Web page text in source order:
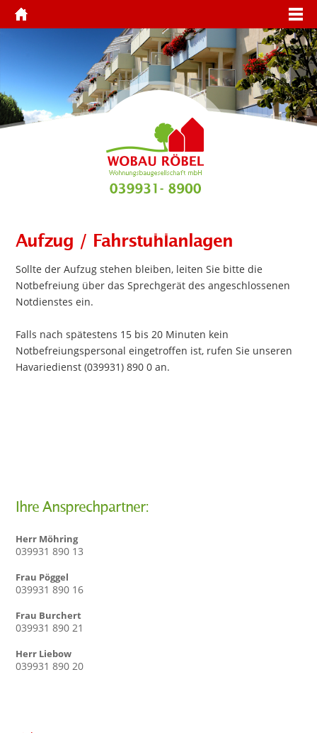
Aufzug / Fahrstuhlanlagen
Sollte der Aufzug stehen bleiben, leiten Sie bitte die
Notbefreiung über das Sprechgerät des angeschlossenen
Notdienstes ein.
Falls nach spätestens 15 bis 20 Minuten kein
Notbefreiungspersonal eingetroffen ist, rufen Sie unseren
Havariedienst (039931) 890 0 an.
Ihre Ansprechpartner:
Herr Möhring
039931 890 13
Frau Pöggel
039931 890 16
Frau Burchert
039931 890 21
Herr Liebow
039931 890 20